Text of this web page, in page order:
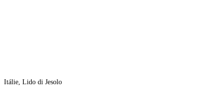
Itálie, Lido di Jesolo